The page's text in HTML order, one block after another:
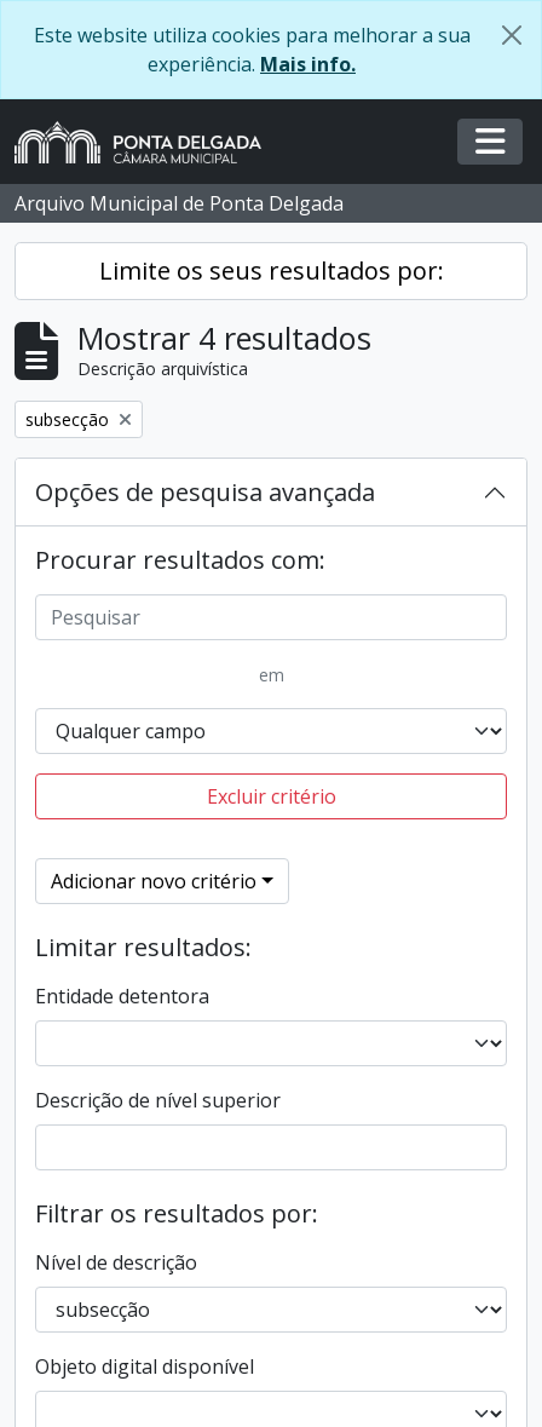
Este website utiliza cookies para melhorar a sua
experiência. Mais info.
Arquivo Municipal de Ponta Delgada
Limite os seus resultados por:
Mostrar 4 resultados
Descrição arquivística
Remover filtro:
subsecção
Opções de pesquisa avançada
Procurar resultados com:
em
Excluir critério
Adicionar novo critério
Limitar resultados:
Entidade detentora
Descrição de nível superior
Filtrar os resultados por:
Nível de descrição
Objeto digital disponível